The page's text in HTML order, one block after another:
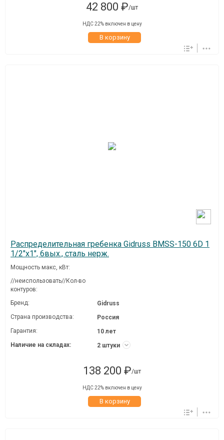
42 800 ₽/шт
НДС 22% включен в цену
В корзину
Распределительная гребенка Gidruss BMSS-150 6D 1
1/2"х1", 6вых., сталь нерж.
Мощность макс, кВт:
//неиспользовать//Кол-во
контуров:
Бренд:
Gidruss
Страна производства:
Россия
Гарантия:
10 лет
Наличие на складах:
2 штуки
138 200 ₽/шт
НДС 22% включен в цену
В корзину